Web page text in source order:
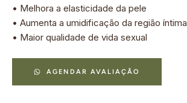
• Melhora a elasticidade da pele
• Aumenta a umidificação da região íntima
• Maior qualidade de vida sexual
AGENDAR AVALIAÇÃO